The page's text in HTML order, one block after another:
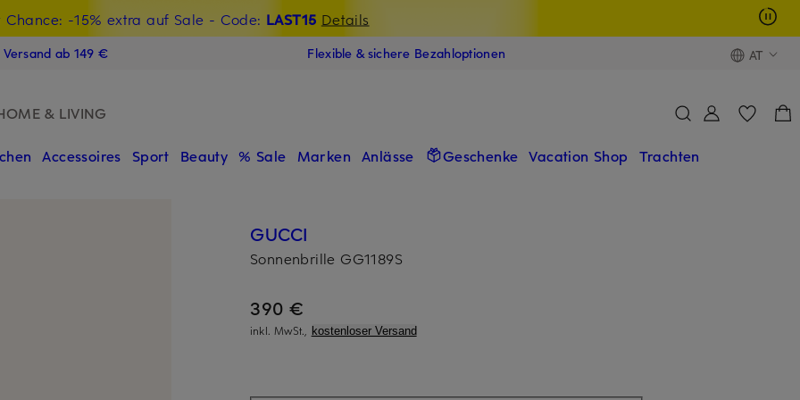
Chance: -15% extra auf Sale - Code: LAST15 Details
Willkommensgutschein mit Beyond sichern
ab 149 € Flexible & sichere Bezahloptionen AT
& LIVING
Accessoires Sport Beauty % Sale Marken Anlässe Geschenke Vacation Shop Trachten
GUCCI
Sonnenbrille GG1189S
390 €
inkl. MwSt., kostenloser Versand